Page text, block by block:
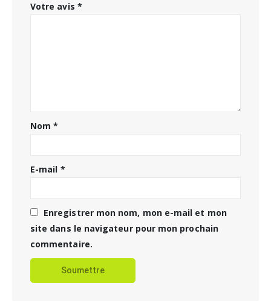
Votre avis *
Nom*
E-mail *
Enregistrer mon nom, mon e-mail et mon
site dans le navigateur pour mon prochain
commentaire.